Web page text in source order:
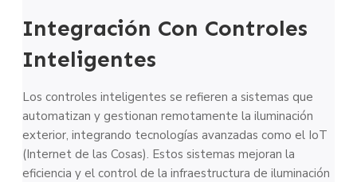
Integración Con Controles
Inteligentes
Los controles inteligentes se refieren a sistemas que
automatizan y gestionan remotamente la iluminación
exterior, integrando tecnologías avanzadas como el IoT
(Internet de las Cosas). Estos sistemas mejoran la
eficiencia y el control de la infraestructura de iluminación